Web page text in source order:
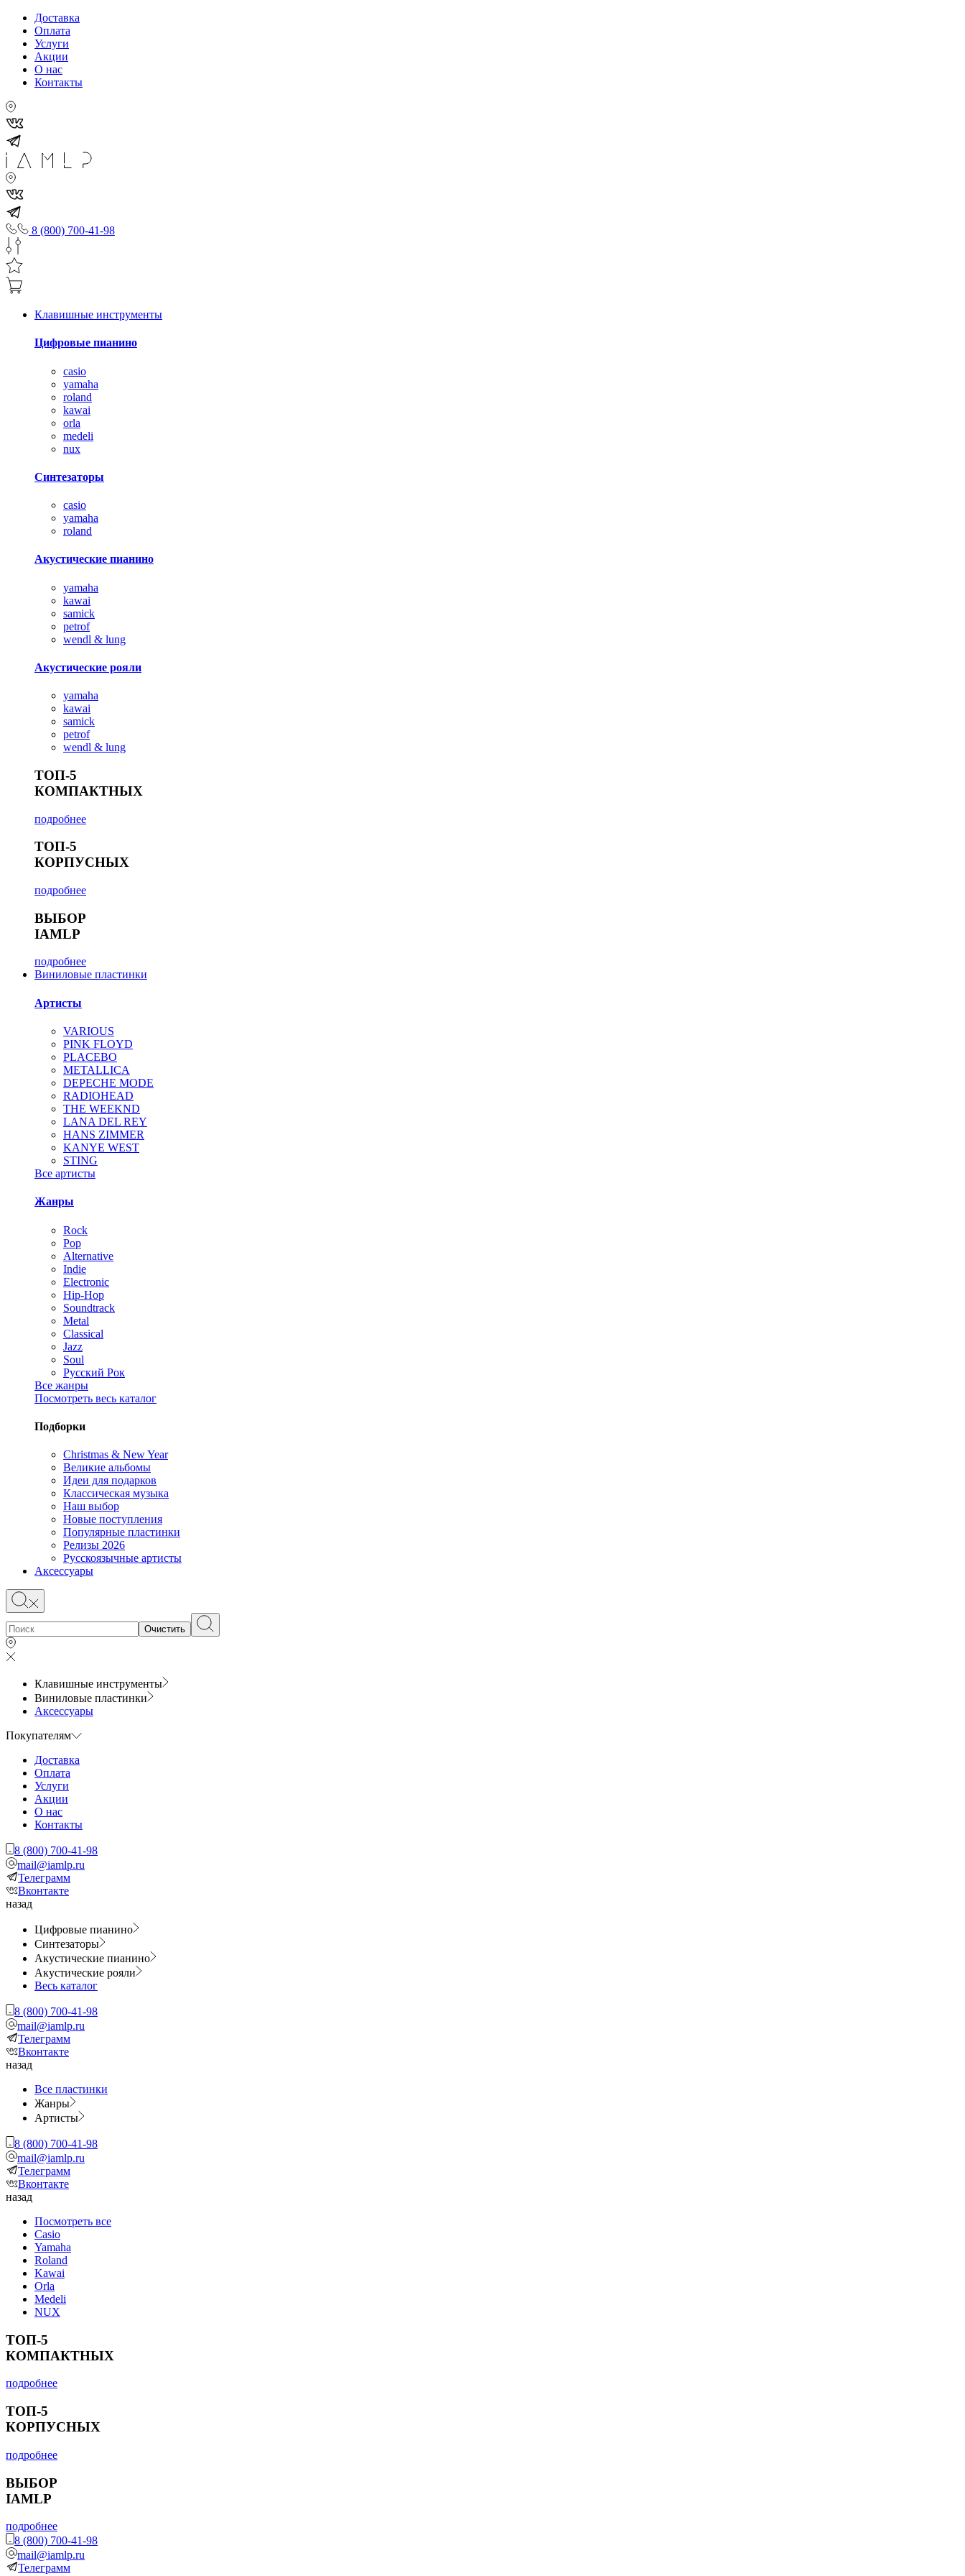
Доставка
Оплата
Услуги
Акции
О нас
Контакты
8 (800) 700-41-98
Клавишные инструменты
Цифровые пианино
casio
yamaha
roland
kawai
orla
medeli
nux
Синтезаторы
casio
yamaha
roland
Акустические пианино
yamaha
kawai
samick
petrof
wendl & lung
Акустические рояли
yamaha
kawai
samick
petrof
wendl & lung
ТОП-5
КОМПАКТНЫХ
подробнее
ТОП-5
КОРПУСНЫХ
подробнее
ВЫБОР
IAMLP
подробнее
Виниловые пластинки
Артисты
VARIOUS
PINK FLOYD
PLACEBO
METALLICA
DEPECHE MODE
RADIOHEAD
THE WEEKND
LANA DEL REY
HANS ZIMMER
KANYE WEST
STING
Все артисты
Жанры
Rock
Pop
Alternative
Indie
Electronic
Hip-Hop
Soundtrack
Metal
Classical
Jazz
Soul
Русский Рок
Все жанры
Посмотреть весь каталог
Подборки
Christmas & New Year
Великие альбомы
Идеи для подарков
Классическая музыка
Наш выбор
Новые поступления
Популярные пластинки
Релизы 2026
Русскоязычные артисты
Аксессуары
Очистить
Клавишные инструменты
Виниловые пластинки
Аксессуары
Покупателям
Доставка
Оплата
Услуги
Акции
О нас
Контакты
8 (800) 700-41-98
mail@iamlp.ru
Телеграмм
Вконтакте
назад
Цифровые пианино
Синтезаторы
Акустические пианино
Акустические рояли
Весь каталог
8 (800) 700-41-98
mail@iamlp.ru
Телеграмм
Вконтакте
назад
Все пластинки
Жанры
Артисты
8 (800) 700-41-98
mail@iamlp.ru
Телеграмм
Вконтакте
назад
Посмотреть все
Casio
Yamaha
Roland
Kawai
Orla
Medeli
NUX
ТОП-5
КОМПАКТНЫХ
подробнее
ТОП-5
КОРПУСНЫХ
подробнее
ВЫБОР
IAMLP
подробнее
8 (800) 700-41-98
mail@iamlp.ru
Телеграмм